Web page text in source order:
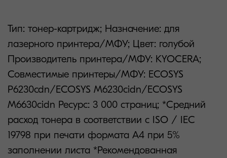
Тип: тонер-картридж; Назначение: для
лазерного принтера/МФУ; Цвет: голубой
Производитель принтера/МФУ: KYOCERA;
Совместимые принтеры/МФУ: ECOSYS
P6230cdn/ECOSYS M6230cidn/ECOSYS
M6630cidn Ресурс: 3 000 страниц; *Средний
расход тонера в соответствии с ISO / IEC
19798 при печати формата А4 при 5%
заполнении листа *Рекомендованная